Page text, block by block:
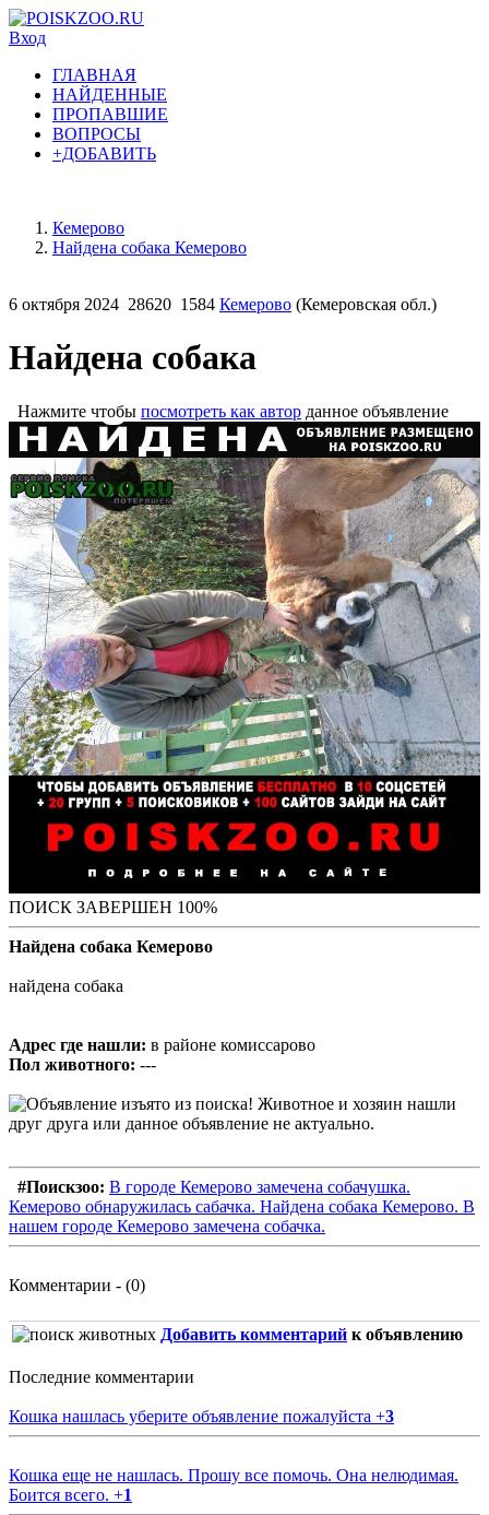
Вход
ГЛАВНАЯ
НАЙДЕННЫЕ
ПРОПАВШИЕ
ВОПРОСЫ
+ДОБАВИТЬ
Кемерово
Найдена собака Кемерово
6 октября 2024 28620 1584 Кемерово (Кемеровская обл.)
Найдена собака
Нажмите чтобы посмотреть как автор данное объявление
ПОИСК ЗАВЕРШЕН 100%
Найдена собака Кемерово
найдена собака
Адрес где нашли: в районе комиссарово
Пол животного: ---
#Поискзоо: В городе Кемерово замечена собачушка.
Кемерово обнаружилась сабачка. Найдена собака Кемерово. В
нашем городе Кемерово замечена собачка.
Комментарии - (0)
Добавить комментарий к объявлению
Последние комментарии
Кошка нашлась уберите объявление пожалуйста +3
Кошка еще не нашлась. Прошу все помочь. Она нелюдимая.
Боится всего. +1